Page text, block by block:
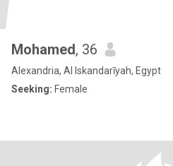
Mohamed, 36
Alexandria, Al Iskandarīyah, Egypt
Seeking: Female